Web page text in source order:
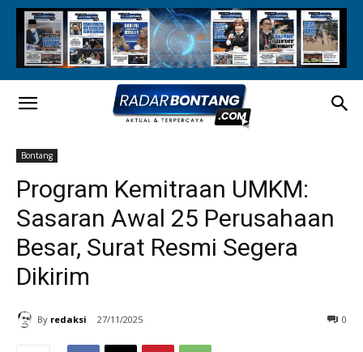
Bontang
Program Kemitraan UMKM:
Sasaran Awal 25 Perusahaan
Besar, Surat Resmi Segera
Dikirim
By redaksi 27/11/2025 0